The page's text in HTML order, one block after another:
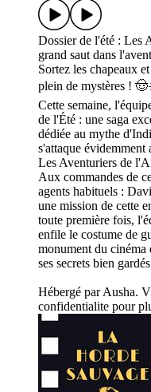
Dossier de l'été : Les
grand saut dans
Sortez les chapeaux
plein de mystères !
Cette semaine,
de l'Été : une saga
dédiée au mythe
s'attaque
Les Aventuriers de
Aux commandes de
agents habituels :
une mission de cette
toute première fois,
enfile le costume de
monument du cinéma
ses secrets bien
Hébergé par Ausha.
confidentialite pour